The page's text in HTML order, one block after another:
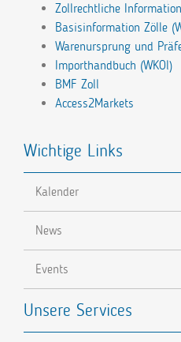
Zollrechtliche
Basisinformation Zölle
Warenursprung und
Importhandbuch (WKOl)
BMF Zoll
Access2Markets
Wichtige Links
Kalender
News
Events
Unsere Services